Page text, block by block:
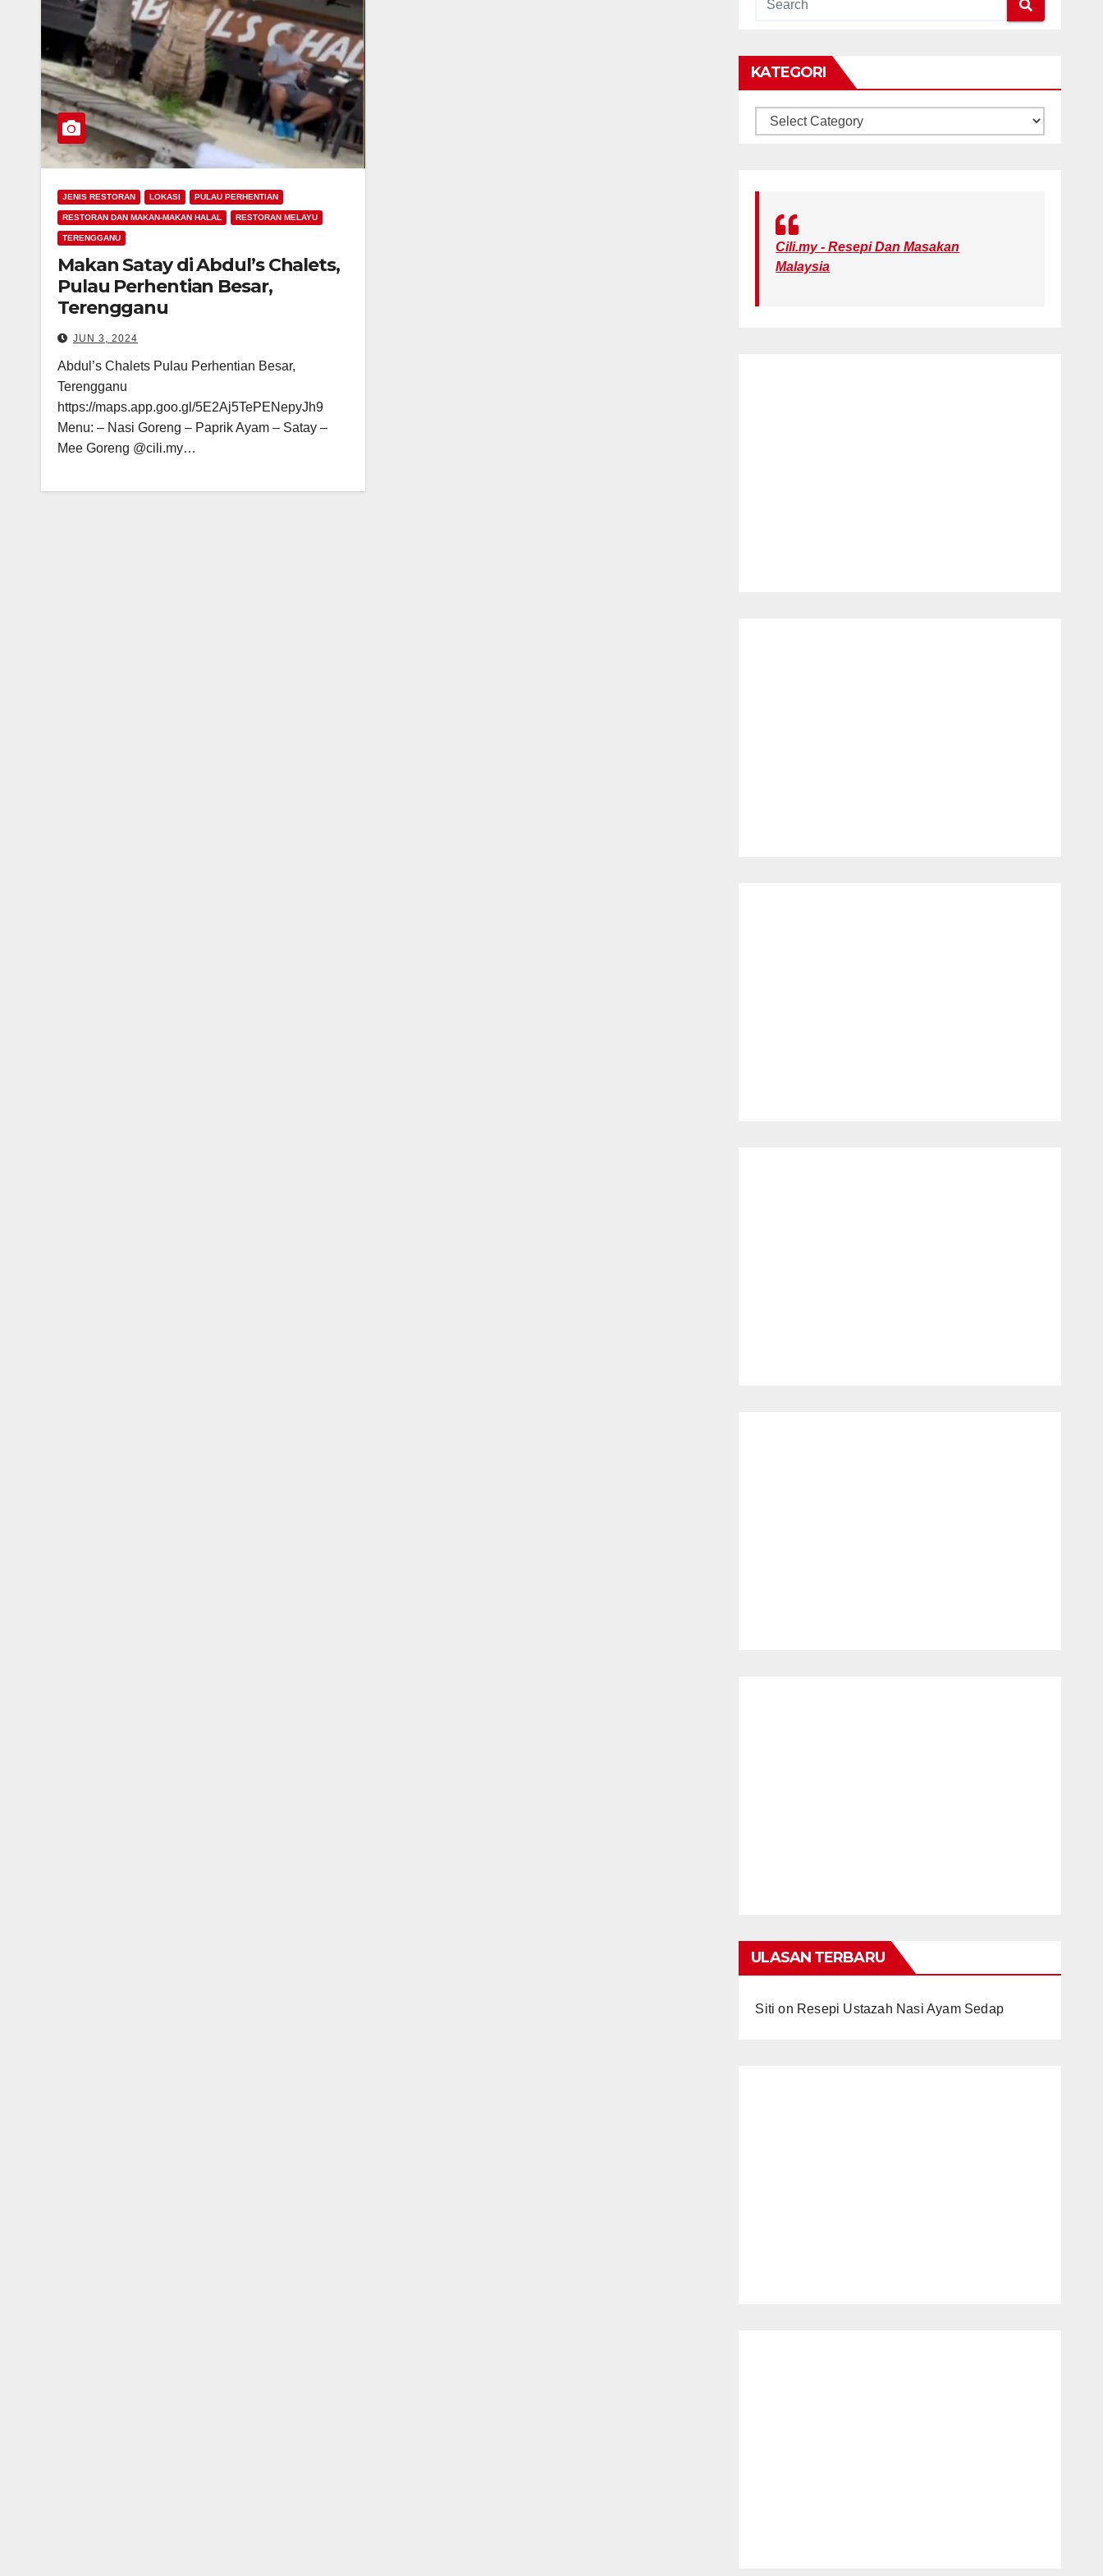
JENIS RESTORAN LOKASI PULAU PERHENTIAN
RESTORAN DAN MAKAN-MAKAN HALAL RESTORAN MELAYU
TERENGGANU
Makan Satay di Abdul’s Chalets,
Pulau Perhentian Besar,
Terengganu
JUN 3, 2024
Abdul’s Chalets Pulau Perhentian Besar,
Terengganu
https://maps.app.goo.gl/5E2Aj5TePENepyJh9
Menu: – Nasi Goreng – Paprik Ayam – Satay –
Mee Goreng @cili.my…
KATEGORI
KATEGORI
Cili.my - Resepi Dan Masakan
Malaysia
ULASAN TERBARU
Siti on Resepi Ustazah Nasi Ayam Sedap